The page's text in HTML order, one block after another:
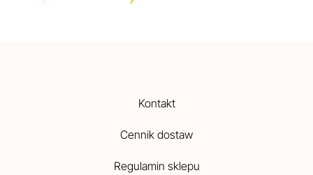
Kontakt
Cennik dostaw
Regulamin sklepu